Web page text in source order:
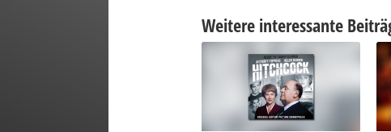
Weitere interessante